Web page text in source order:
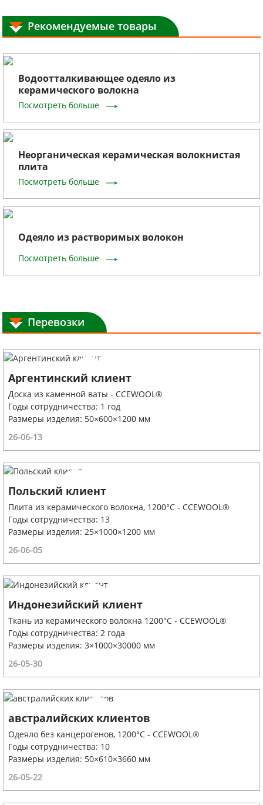
Рекомендуемые товары
Водоотталкивающее одеяло из
керамического волокна
Посмотреть больше
Неорганическая керамическая волокнистая
плита
Посмотреть больше
Одеяло из растворимых волокон
Посмотреть больше
Перевозки
Аргентинский клиент
Доска из каменной ваты - CCEWOOL®
Годы сотрудничества: 1 год
Размеры изделия: 50×600×1200 мм
26-06-13
Польский клиент
Плита из керамического волокна, 1200°C - CCEWOOL®
Годы сотрудничества: 13
Размеры изделия: 25×1000×1200 мм
26-06-05
Индонезийский клиент
Ткань из керамического волокна 1200°C - CCEWOOL®
Годы сотрудничества: 2 года
Размеры изделия: 3×1000×30000 мм
26-05-30
австралийских клиентов
Одеяло без канцерогенов, 1200°C - CCEWOOL®
Годы сотрудничества: 10
Размеры изделия: 50×610×3660 мм
26-05-22